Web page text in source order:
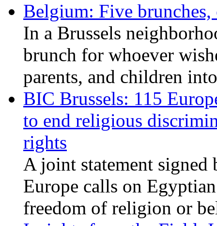
Belgium: Five
In a Brussels
brunch for whoever
parents, and children
BIC Brussels: 115
to end religious
rights
A joint statement signed
Europe calls on
freedom of religion or